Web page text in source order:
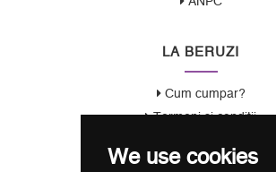
We use cookies
LA BERUZI
Cum cumpar?
Termeni si conditii
Politica de Confidentialitate